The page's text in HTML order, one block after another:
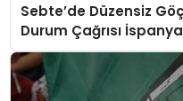
Sebte’de Düzensiz
Durum Çağrısı